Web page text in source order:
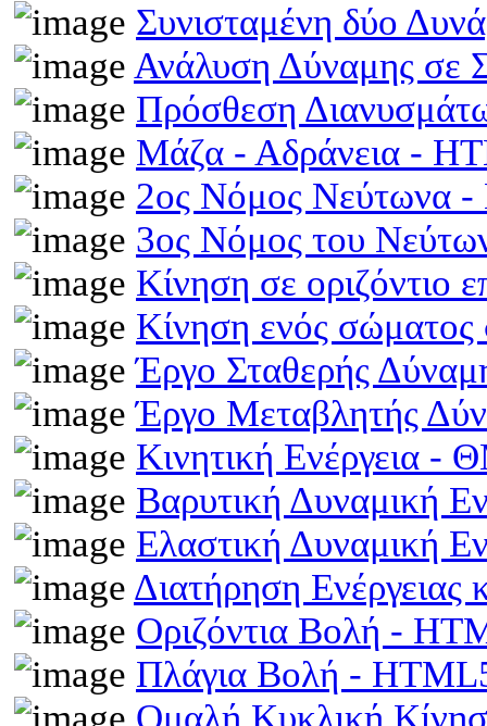
Συνισταμένη δύο
Ανάλυση Δύναμης σε
Πρόσθεση
Μάζα - Αδράνεια -
2ος Νόμος Νεύτωνα
3ος Νόμος του
Κίνηση σε οριζόντιο
Κίνηση ενός
Έργο Σταθερής
Έργο Μεταβλητής
Κινητική Ενέργεια
Βαρυτική Δυναμική
Ελαστική Δυναμική
Διατήρηση
Οριζόντια Βολή -
Πλάγια Βολή -
Ομαλή Κυκλική